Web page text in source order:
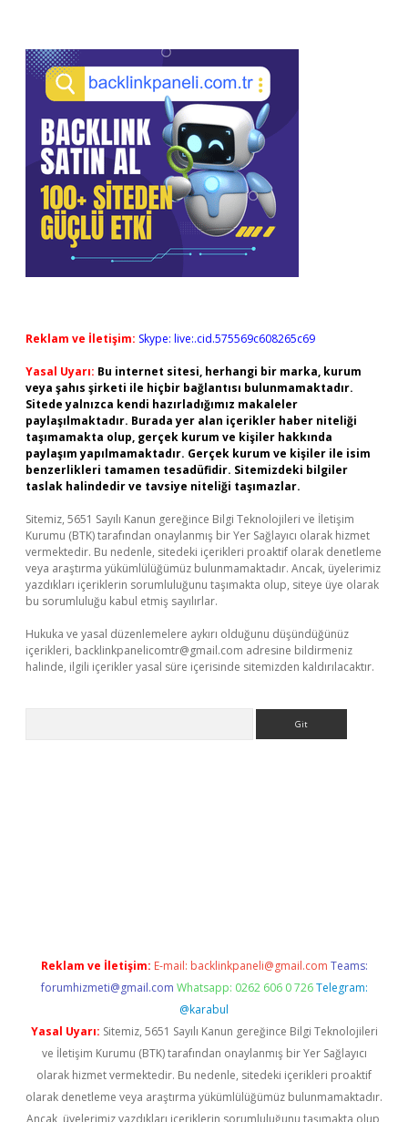
Reklam ve İletişim: Skype: live:.cid.575569c608265c69
Yasal Uyarı: Bu internet sitesi, herhangi bir marka, kurum
veya şahıs şirketi ile hiçbir bağlantısı bulunmamaktadır.
Sitede yalnızca kendi hazırladığımız makaleler
paylaşılmaktadır. Burada yer alan içerikler haber niteliği
taşımamakta olup, gerçek kurum ve kişiler hakkında
paylaşım yapılmamaktadır. Gerçek kurum ve kişiler ile isim
benzerlikleri tamamen tesadüfidir. Sitemizdeki bilgiler
taslak halindedir ve tavsiye niteliği taşımazlar.
Sitemiz, 5651 Sayılı Kanun gereğince Bilgi Teknolojileri ve İletişim
Kurumu (BTK) tarafından onaylanmış bir Yer Sağlayıcı olarak hizmet
vermektedir. Bu nedenle, sitedeki içerikleri proaktif olarak denetleme
veya araştırma yükümlülüğümüz bulunmamaktadır. Ancak, üyelerimiz
yazdıkları içeriklerin sorumluluğunu taşımakta olup, siteye üye olarak
bu sorumluluğu kabul etmiş sayılırlar.
Hukuka ve yasal düzenlemelere aykırı olduğunu düşündüğünüz
içerikleri, backlinkpanelicomtr@gmail.com adresine bildirmeniz
halinde, ilgili içerikler yasal süre içerisinde sitemizden kaldırılacaktır.
Reklam ve İletişim: E-mail: backlinkpaneli@gmail.com Teams:
forumhizmeti@gmail.com Whatsapp: 0262 606 0 726 Telegram:
@karabul
Yasal Uyarı: Sitemiz, 5651 Sayılı Kanun gereğince Bilgi Teknolojileri
ve İletişim Kurumu (BTK) tarafından onaylanmış bir Yer Sağlayıcı
olarak hizmet vermektedir. Bu nedenle, sitedeki içerikleri proaktif
olarak denetleme veya araştırma yükümlülüğümüz bulunmamaktadır.
Ancak, üyelerimiz yazdıkları içeriklerin sorumluluğunu taşımakta olup,